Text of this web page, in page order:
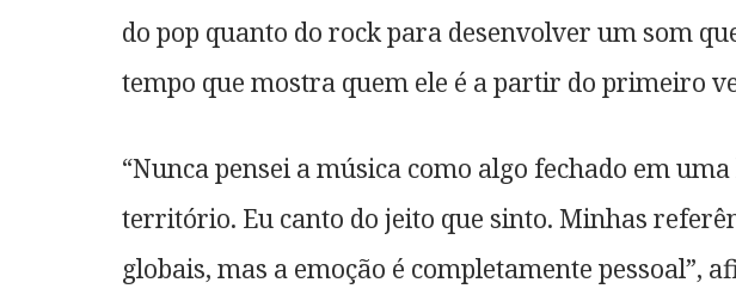
do pop quanto do rock para desenvolver um som
tempo que mostra quem ele é a partir do primeiro
“Nunca pensei a música como algo fechado em
território. Eu canto do jeito que sinto. Minhas
globais, mas a emoção é completamente pessoal”,